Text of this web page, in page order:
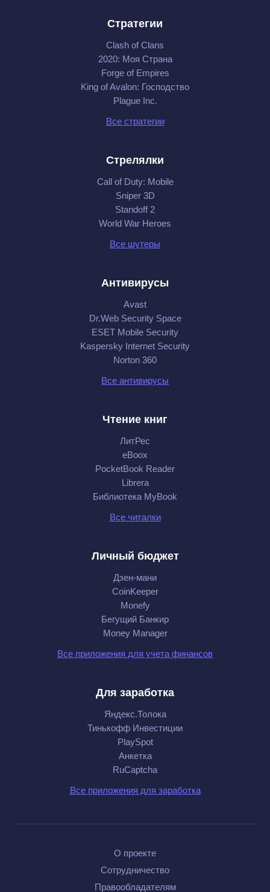
Стратегии
Clash of Clans
2020: Моя Cтрана
Forge of Empires
King of Avalon: Господство
Plague Inc.
Все стратегии
Стрелялки
Call of Duty: Mobile
Sniper 3D
Standoff 2
World War Heroes
Все шутеры
Антивирусы
Avast
Dr.Web Security Space
ESET Mobile Security
Kaspersky Internet Security
Norton 360
Все антивирусы
Чтение книг
ЛитРес
eBoox
PocketBook Reader
Librera
Библиотека MyBook
Все читалки
Личный бюджет
Дзен-мани
CoinKeeper
Monefy
Бегущий Банкир
Money Manager
Все приложения для учета финансов
Для заработка
Яндекс.Толока
Тинькофф Инвестиции
PlaySpot
Анкетка
RuCaptcha
Все приложения для заработка
О проекте
Сотрудничество
Правообладателям